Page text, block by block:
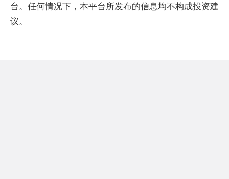
台。任何情况下，本平台所发布的信息均不构成投资建
议。